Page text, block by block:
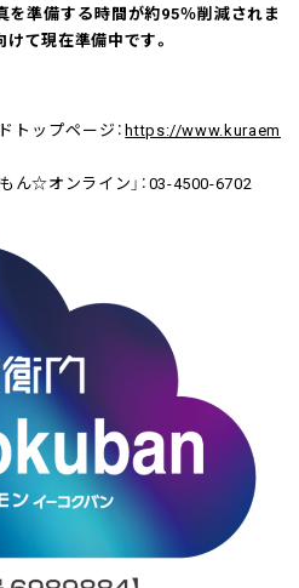
準備する時間が約95％削減されま
て現在準備中です。
トップページ：https://www.kuraem
ん☆オンライン」：03-4500-6702